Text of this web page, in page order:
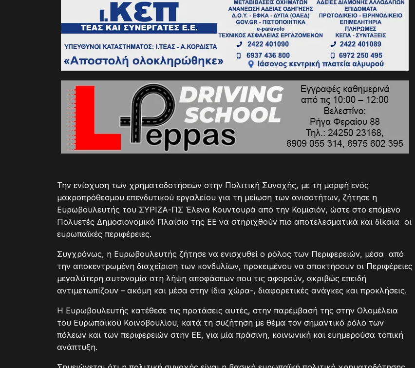
Την ενίσχυση των χρηματοδοτήσεων στην Πολιτική Συνοχής, με τη μορφή ενός
μακροπρόθεσμου επενδυτικού εργαλείου για τη μείωση των ανισοτήτων, ζήτησε η
Ευρωβουλευτής του ΣΥΡΙΖΑ-ΠΣ Έλενα Κουντουρά από την Κομισιόν, ώστε στο επόμενο
Πολυετές Δημοσιονομικό Πλαίσιο της ΕΕ να στηριχθούν πιο αποτελεσματικά και δίκαια οι
ευρωπαϊκές περιφέρειες.
Συγχρόνως, η Ευρωβουλευτής ζήτησε να ενισχυθεί ο ρόλος των Περιφερειών, μέσα από
την αποκεντρωμένη διαχείριση των κονδυλίων, προκειμένου να αποκτήσουν οι Περιφέρειες
μεγαλύτερη αυτονομία στη λήψη αποφάσεων που τις αφορούν, ακριβώς επειδή
αντιμετωπίζουν – ακόμη και μέσα στην ίδια χώρα-, διαφορετικές ανάγκες και προκλήσεις.
Η Ευρωβουλευτής κατέθεσε τις προτάσεις αυτές, στην παρέμβασή της στην Ολομέλεια
του Ευρωπαϊκού Κοινοβουλίου, κατά τη συζήτηση με θέμα τον σημαντικό ρόλο των
πόλεων και των περιφερειών στην ΕΕ, για μία πράσινη, κοινωνική και ευημερούσα τοπική
ανάπτυξη.